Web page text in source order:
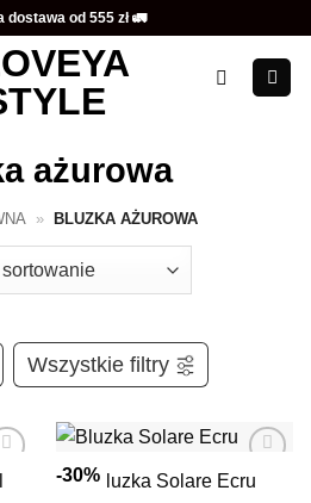
dostawa od 555 zł 🚛
ażurowa
» BLUZKA AŻUROWA
Wszystkie filtry
-30%
Dodaj do
Bluzka Solare Ecru